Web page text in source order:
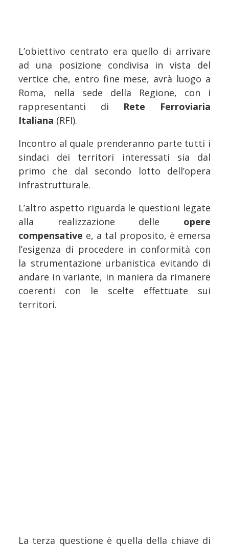
L’obiettivo centrato era quello di arrivare
ad una posizione condivisa in vista del
vertice che, entro fine mese, avrà luogo a
Roma, nella sede della Regione, con i
rappresentanti di Rete Ferroviaria
Italiana (RFI).
Incontro al quale prenderanno parte tutti i
sindaci dei territori interessati sia dal
primo che dal secondo lotto dell’opera
infrastrutturale.
L’altro aspetto riguarda le questioni legate
alla realizzazione delle opere
compensative e, a tal proposito, è emersa
l’esigenza di procedere in conformità con
la strumentazione urbanistica evitando di
andare in variante, in maniera da rimanere
coerenti con le scelte effettuate sui
territori.
La terza questione è quella della chiave di